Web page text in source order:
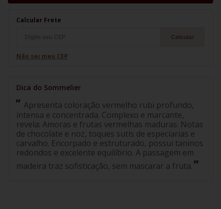
Calcular Frete
Calcular
Não sei meu CEP
Apresenta coloração vermelho rubi profundo,
intensa e concentrada. Complexo e marcante,
revela: Amoras e frutas vermelhas maduras. Notas
de chocolate e noz, toques sutis de especiarias e
carvalho. Encorpado e estruturado, possui taninos
redondos e excelente equilíbrio. A passagem em
madeira traz sofisticação, sem mascarar a fruta.